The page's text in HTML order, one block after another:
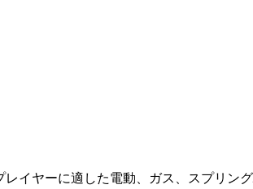
イヤーに適した電動、ガス、スプリン